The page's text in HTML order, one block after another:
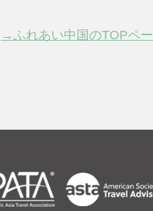
→ふれあい中国のTOPペ